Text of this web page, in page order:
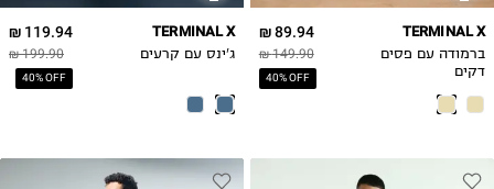
89.94 ₪
149.90 ₪
40% OFF
TERMINAL X
ברמודה עם פסים
דקים
119.94 ₪
199.90 ₪
40% OFF
TERMINAL X
ג'ינס עם קרעים